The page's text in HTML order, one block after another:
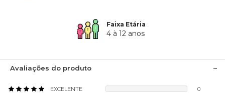
Faixa Etária
4 à 12 anos
Avaliações do produto
EXCELENTE
0